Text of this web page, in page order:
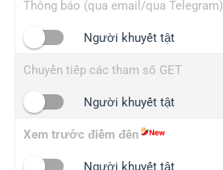
Thông báo (qua email/qua Telegram)
Người khuyết tật
Chuyển tiếp các tham số GET
Người khuyết tật
Xem trước điểm đến
Người khuyết tật